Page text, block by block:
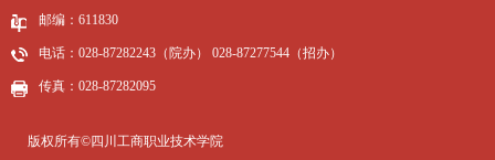
邮编：611830
电话：028-87282243（院办） 028-87277544（招办）
传真：028-87282095
版权所有©四川工商职业技术学院